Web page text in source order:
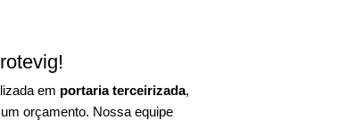
em portaria terceirizada,
orçamento. Nossa equipe